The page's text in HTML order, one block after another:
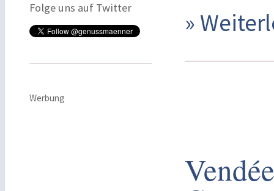
Folge uns auf Twitter
Werbung
»